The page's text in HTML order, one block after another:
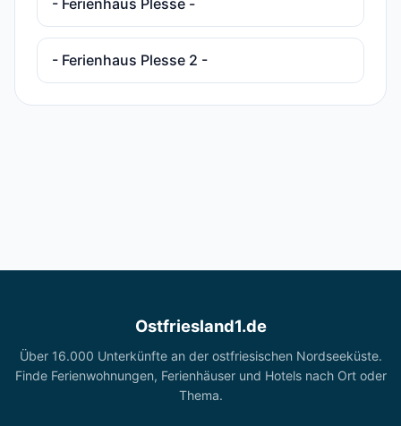
- Ferienhaus Plesse -
- Ferienhaus Plesse 2 -
Ostfriesland1.de
Über 16.000 Unterkünfte an der ostfriesischen Nordseeküste.
Finde Ferienwohnungen, Ferienhäuser und Hotels nach Ort oder
Thema.